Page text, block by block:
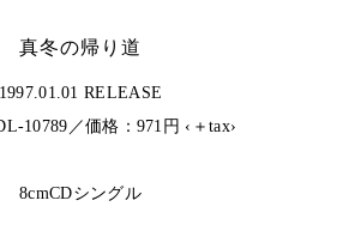
真冬の帰り道
1997.01.01 RELEASE
10789／価格：971円 ‹＋tax›
8cmCDシングル